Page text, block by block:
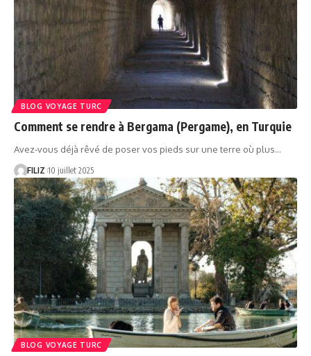
BLOG VOYAGE TURC
Comment se rendre à Bergama (Pergame), en Turquie
Avez-vous déjà rêvé de poser vos pieds sur une terre où plus…
FILIZ 10 juillet 2025
BLOG VOYAGE TURC